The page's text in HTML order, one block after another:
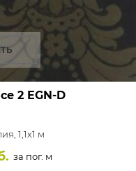
2 EGN-D
1,1x1 м
за пог. м